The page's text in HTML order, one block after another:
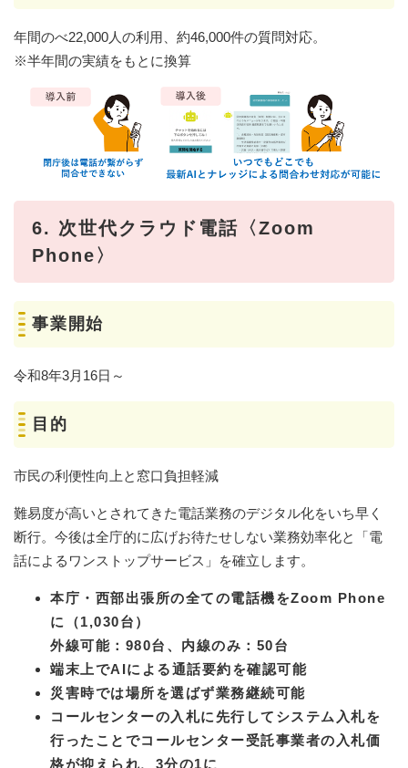
年間のべ22,000人の利用、約46,000件の質問対応。
※半年間の実績をもとに換算
6. 次世代クラウド電話〈Zoom
Phone〉
事業開始
令和8年3月16日～
目的
市民の利便性向上と窓口負担軽減
難易度が高いとされてきた電話業務のデジタル化をいち早く
断行。今後は全庁的に広げお待たせしない業務効率化と「電
話によるワンストップサービス」を確立します。
本庁・西部出張所の全ての電話機をZoom Phone
に（1,030台）
外線可能：980台、内線のみ：50台
端末上でAIによる通話要約を確認可能
災害時では場所を選ばず業務継続可能
コールセンターの入札に先行してシステム入札を
行ったことでコールセンター受託事業者の入札価
格が抑えられ、3分の1に